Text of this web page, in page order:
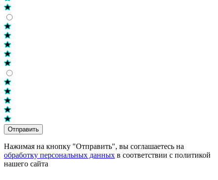
Отправить
Нажимая на кнопку "Отправить", вы соглашаетесь на
обработку персональных данных в соответствии с политикой
нашего сайта